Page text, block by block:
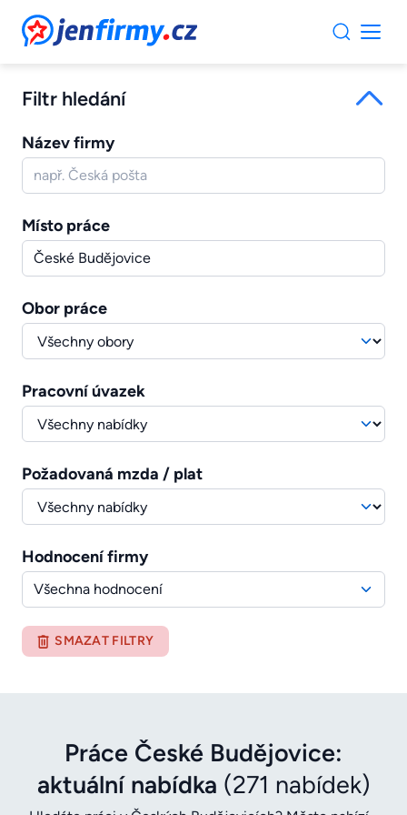
JenFirmy.cz
Filtr hledání
Název firmy
Místo práce
Obor práce
Pracovní úvazek
Požadovaná mzda / plat
Hodnocení firmy
Všechna hodnocení
SMAZAT FILTRY
Práce České Budějovice:
aktuální nabídka (271 nabídek)